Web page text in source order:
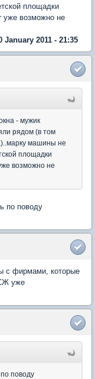
площадки
уже возможно не
2011 - 21:35
- мужик
рядом (в том
машины не
площадки
возможно не
по поводу
с фирмами, которые
уже
поводу